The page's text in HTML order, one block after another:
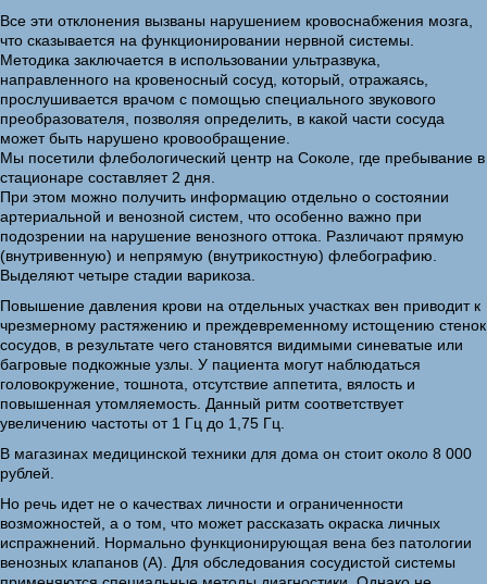
Все эти отклонения вызваны нарушением кровоснабжения мозга,
что сказывается на функционировании нервной системы.
Методика заключается в использовании ультразвука,
направленного на кровеносный сосуд, который, отражаясь,
прослушивается врачом с помощью специального звукового
преобразователя, позволяя определить, в какой части сосуда
может быть нарушено кровообращение.
Мы посетили флебологический центр на Соколе, где пребывание в
стационаре составляет 2 дня.
При этом можно получить информацию отдельно о состоянии
артериальной и венозной систем, что особенно важно при
подозрении на нарушение венозного оттока. Различают прямую
(внутривенную) и непрямую (внутрикостную) флебографию.
Выделяют четыре стадии варикоза.
Повышение давления крови на отдельных участках вен приводит к
чрезмерному растяжению и преждевременному истощению стенок
сосудов, в результате чего становятся видимыми синеватые или
багровые подкожные узлы. У пациента могут наблюдаться
головокружение, тошнота, отсутствие аппетита, вялость и
повышенная утомляемость. Данный ритм соответствует
увеличению частоты от 1 Гц до 1,75 Гц.
В магазинах медицинской техники для дома он стоит около 8 000
рублей.
Но речь идет не о качествах личности и ограниченности
возможностей, а о том, что может рассказать окраска личных
испражнений. Нормально функционирующая вена без патологии
венозных клапанов (А). Для обследования сосудистой системы